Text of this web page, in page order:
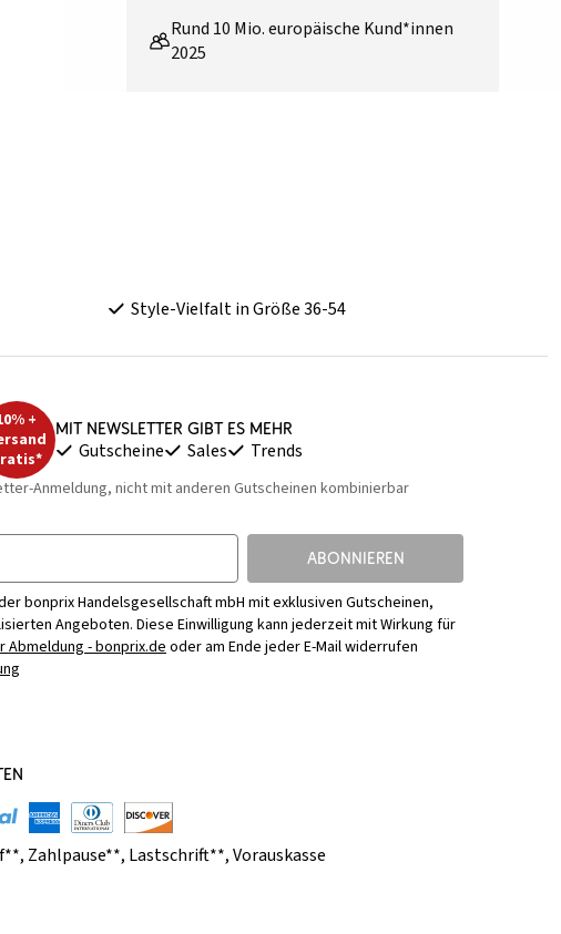
Rund 10 Mio. europäische Kund*innen
2025
Style-Vielfalt in Größe 36-54
+
Mit Newsletter gibt es mehr
Gutscheine Sales Trends
Anmeldung, nicht mit anderen Gutscheinen kombinierbar
ABONNIEREN
bonprix Handelsgesellschaft mbH mit exklusiven Gutscheinen,
Angeboten. Diese Einwilligung kann jederzeit mit Wirkung für
Abmeldung - bonprix.deoder am Ende jeder E-Mail widerrufen
, Zahlpause**, Lastschrift**,Vorauskasse